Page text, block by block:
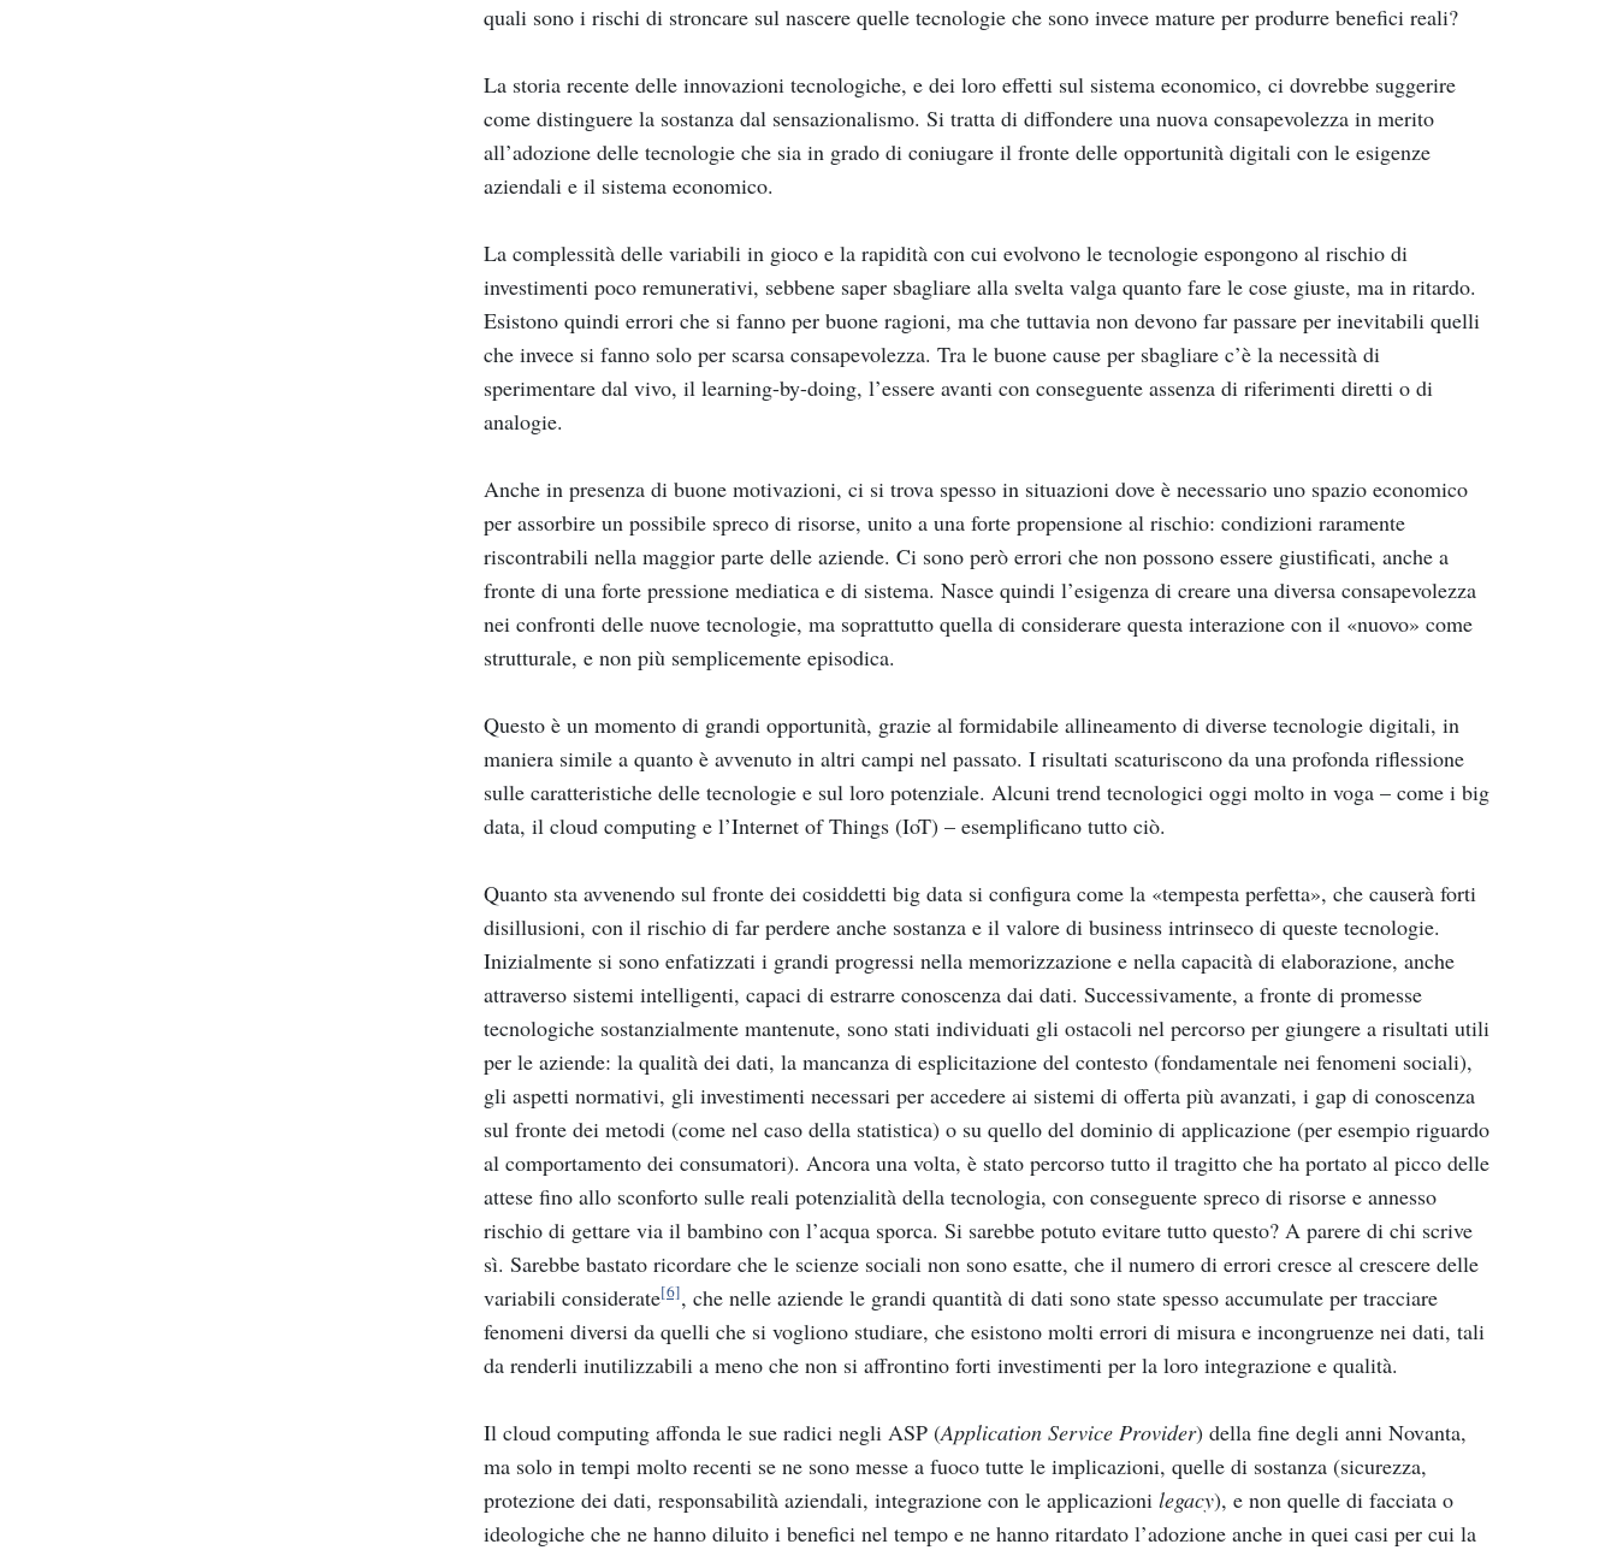
quali sono i rischi di stroncare sul nascere quelle tecnologie che sono invece mature per produrre benefici reali?
La storia recente delle innovazioni tecnologiche, e dei loro effetti sul sistema economico, ci dovrebbe suggerire
come distinguere la sostanza dal sensazionalismo. Si tratta di diffondere una nuova consapevolezza in merito
all’adozione delle tecnologie che sia in grado di coniugare il fronte delle opportunità digitali con le esigenze
aziendali e il sistema economico.
La complessità delle variabili in gioco e la rapidità con cui evolvono le tecnologie espongono al rischio di
investimenti poco remunerativi, sebbene saper sbagliare alla svelta valga quanto fare le cose giuste, ma in ritardo.
Esistono quindi errori che si fanno per buone ragioni, ma che tuttavia non devono far passare per inevitabili quelli
che invece si fanno solo per scarsa consapevolezza. Tra le buone cause per sbagliare c’è la necessità di
sperimentare dal vivo, il learning-by-doing, l’essere avanti con conseguente assenza di riferimenti diretti o di
analogie.
Anche in presenza di buone motivazioni, ci si trova spesso in situazioni dove è necessario uno spazio economico
per assorbire un possibile spreco di risorse, unito a una forte propensione al rischio: condizioni raramente
riscontrabili nella maggior parte delle aziende. Ci sono però errori che non possono essere giustificati, anche a
fronte di una forte pressione mediatica e di sistema. Nasce quindi l’esigenza di creare una diversa consapevolezza
nei confronti delle nuove tecnologie, ma soprattutto quella di considerare questa interazione con il «nuovo» come
strutturale, e non più semplicemente episodica.
Questo è un momento di grandi opportunità, grazie al formidabile allineamento di diverse tecnologie digitali, in
maniera simile a quanto è avvenuto in altri campi nel passato. I risultati scaturiscono da una profonda riflessione
sulle caratteristiche delle tecnologie e sul loro potenziale. Alcuni trend tecnologici oggi molto in voga – come i big
data, il cloud computing e l’Internet of Things (IoT) – esemplificano tutto ciò.
Quanto sta avvenendo sul fronte dei cosiddetti big data si configura come la «tempesta perfetta», che causerà forti
disillusioni, con il rischio di far perdere anche sostanza e il valore di business intrinseco di queste tecnologie.
Inizialmente si sono enfatizzati i grandi progressi nella memorizzazione e nella capacità di elaborazione, anche
attraverso sistemi intelligenti, capaci di estrarre conoscenza dai dati. Successivamente, a fronte di promesse
tecnologiche sostanzialmente mantenute, sono stati individuati gli ostacoli nel percorso per giungere a risultati utili
per le aziende: la qualità dei dati, la mancanza di esplicitazione del contesto (fondamentale nei fenomeni sociali),
gli aspetti normativi, gli investimenti necessari per accedere ai sistemi di offerta più avanzati, i gap di conoscenza
sul fronte dei metodi (come nel caso della statistica) o su quello del dominio di applicazione (per esempio riguardo
al comportamento dei consumatori). Ancora una volta, è stato percorso tutto il tragitto che ha portato al picco delle
attese fino allo sconforto sulle reali potenzialità della tecnologia, con conseguente spreco di risorse e annesso
rischio di gettare via il bambino con l’acqua sporca. Si sarebbe potuto evitare tutto questo? A parere di chi scrive
sì. Sarebbe bastato ricordare che le scienze sociali non sono esatte, che il numero di errori cresce al crescere delle
variabili considerate[6], che nelle aziende le grandi quantità di dati sono state spesso accumulate per tracciare
fenomeni diversi da quelli che si vogliono studiare, che esistono molti errori di misura e incongruenze nei dati, tali
da renderli inutilizzabili a meno che non si affrontino forti investimenti per la loro integrazione e qualità.
Il cloud computing affonda le sue radici negli ASP (Application Service Provider) della fine degli anni Novanta,
ma solo in tempi molto recenti se ne sono messe a fuoco tutte le implicazioni, quelle di sostanza (sicurezza,
protezione dei dati, responsabilità aziendali, integrazione con le applicazioni legacy), e non quelle di facciata o
ideologiche che ne hanno diluito i benefici nel tempo e ne hanno ritardato l’adozione anche in quei casi per cui la